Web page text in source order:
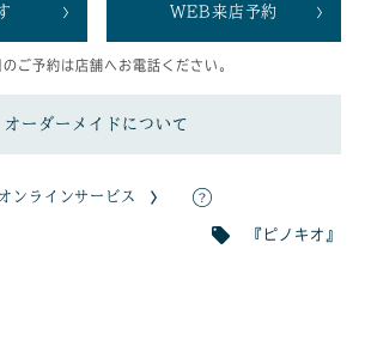
WEB来店予約
ご予約は店舗へお電話ください。
オーダーメイドについて
オンラインサービス
『ピノキオ』